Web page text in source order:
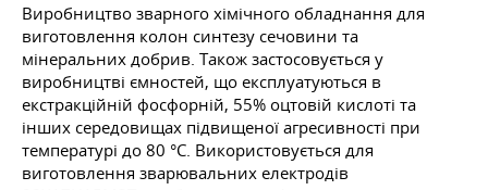
Виробництво зварного хімічного обладнання для
виготовлення колон синтезу сечовини та
мінеральних добрив. Також застосовується у
виробництві ємностей, що експлуатуються в
екстракційній фосфорній, 55% оцтовій кислоті та
інших середовищах підвищеної агресивності при
температурі до 80 °C. Використовується для
виготовлення зварювальних електродів